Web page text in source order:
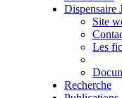
Dispensaire
Site
Les
Recherche